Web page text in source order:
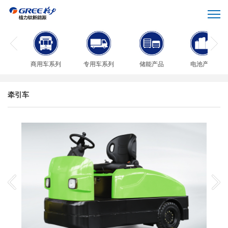
商用车系列 专用车系列 储能产品 电池产品
牵引车